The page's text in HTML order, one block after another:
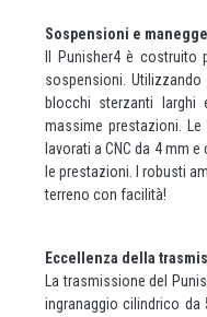
Sospensioni e
Il Punisher4 è
sospensioni.
blocchi sterzanti
massime prestazioni.
lavorati a CNC da 4 mm
le prestazioni. I robusti
terreno con facilità!
Eccellenza della
La trasmissione del
ingranaggio cilindrico da